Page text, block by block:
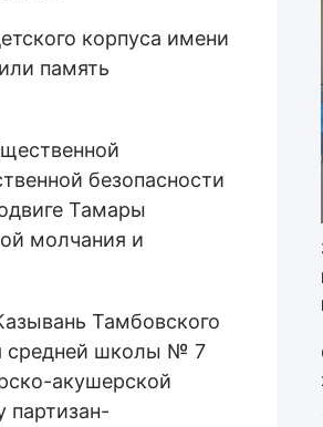
корпуса имени
память
безопасности
Тамары
молчания и
Тамбовского
средней школы № 7
акушерской
партизан-